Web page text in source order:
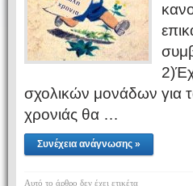
σχολικών μονάδων για
χρονιάς θα …
Συνέχεια ανάγνωσης »
Αυτό το άρθρο δεν έχει ετικέτα